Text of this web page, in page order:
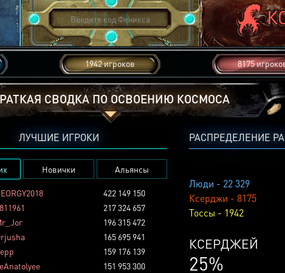
1942 игроков 8175
СВОДКА ПО ОСВОЕНИЮ КОСМОСА
РАСПРЕДЕЛЕНИЕ
Люди - 22 329
Ксерджи - 8175
Тоссы - 1942
КСЕРДЖЕЙ
25%
ЛУЧШИЕ ИГРОКИ
Новички Альянсы
422 149 150
217 324 657
196 315 472
165 695 941
159 176 139
151 953 300